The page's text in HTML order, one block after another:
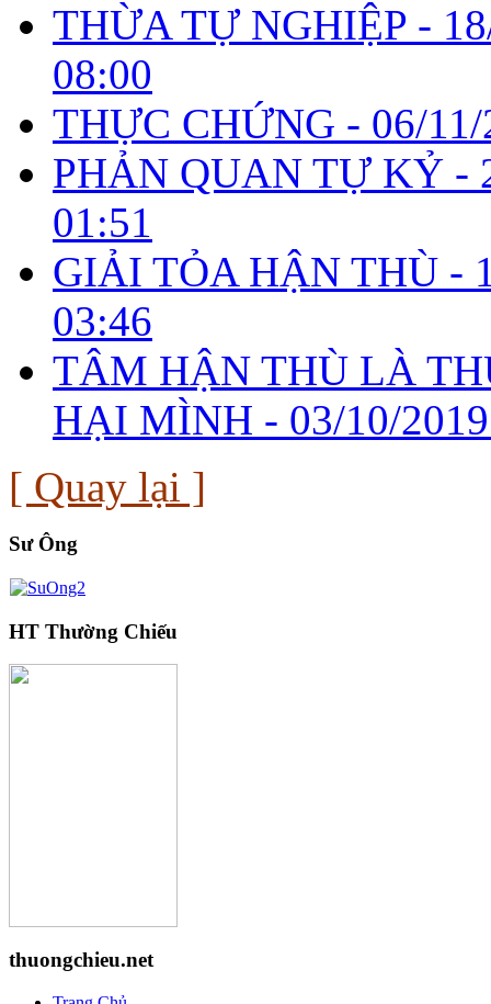
THỪA TỰ NGHIỆP -
08:00
THỰC CHỨNG - 06/
PHẢN QUAN TỰ KỶ -
01:51
GIẢI TỎA HẬN THÙ -
03:46
TÂM HẬN THÙ LÀ
HẠI MÌNH - 03/10/
[ Quay lại ]
Sư Ông
HT Thường Chiếu
thuongchieu.net